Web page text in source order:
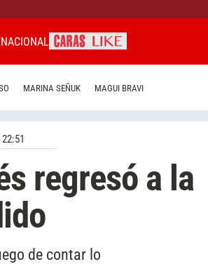
MARINA SEÑUK MAGUI BRAVI
regresó a la
de contar lo